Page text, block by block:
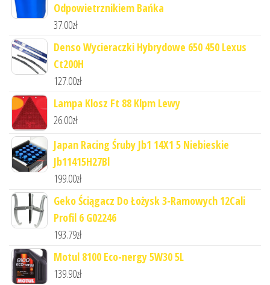
Odpowietrznikiem Bańka
37.00zł
Denso Wycieraczki Hybrydowe 650 450 Lexus
Ct200H
127.00zł
Lampa Klosz Ft 88 Klpm Lewy
26.00zł
Japan Racing Śruby Jb1 14X1 5 Niebieskie
Jb11415H27Bl
199.00zł
Geko Ściągacz Do Łożysk 3-Ramowych 12Cali
Profil 6 G02246
193.79zł
Motul 8100 Eco-nergy 5W30 5L
139.90zł